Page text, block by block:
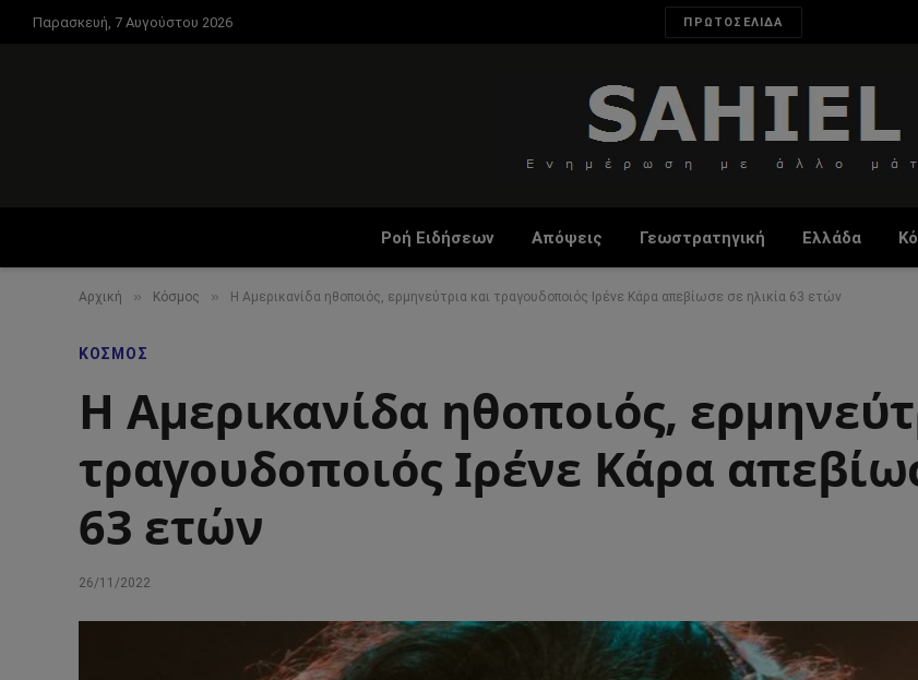
Παρασκευή, 7 Αυγούστου 2026 ΠΡΩΤΟΣΕΛΙΔΑ
Ροή Ειδήσεων Απόψεις Γεωστρατηγική Ελλάδα
Αρχική » Κόσμος » Η Αμερικανίδα ηθοποιός, ερμηνεύτρια και τραγουδοποιός Ιρένε Κάρα απεβίωσε σε ηλικία 63 ετών
ΚΌΣΜΟΣ
Η Αμερικανίδα ηθοποιός,
τραγουδοποιός Ιρένε Κάρα
63 ετών
26/11/2022